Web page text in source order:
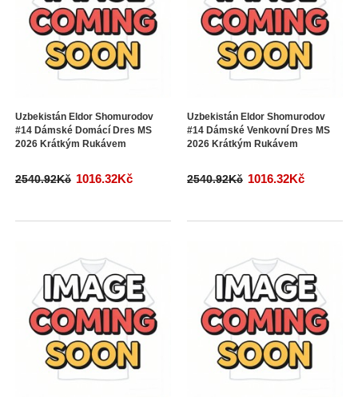
Uzbekistán Eldor Shomurodov
#14 Dámské Domácí Dres MS
2026 Krátkým Rukávem
2540.92Kč 1016.32Kč
Uzbekistán Eldor Shomurodov
#14 Dámské Venkovní Dres MS
2026 Krátkým Rukávem
2540.92Kč 1016.32Kč